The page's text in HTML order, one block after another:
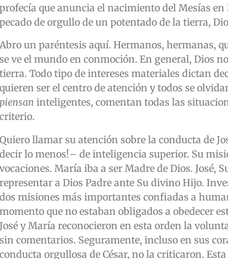
profecía que anuncia el nacimiento del Mesías en
pecado de orgullo de un potentado de la tierra,
Abro un paréntesis aquí. Hermanos, hermanas,
se ve el mundo en conmoción. En general, Dios
tierra. Todo tipo de intereses materiales dictan
quieren ser el centro de atención y todos se
piensan inteligentes, comentan todas las
criterio.
Quiero llamar su atención sobre la conducta de
decir lo menos!– de inteligencia superior. Su
vocaciones. María iba a ser Madre de Dios. José,
representar a Dios Padre ante Su divino Hijo.
dos misiones más importantes confiadas a
momento que no estaban obligados a obedecer
José y María reconocieron en esta orden la
sin comentarios. Seguramente, incluso en sus
conducta orgullosa de César, no la criticaron. Esta